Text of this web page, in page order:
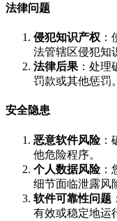
法律问题
侵犯知识产权
法管辖区侵犯知
法律后果 ：处
罚款或其他惩罚。
安全隐患
恶意软件风险：
他危险程序。
个人数据风险：
细节面临泄露风
软件可靠性问题
有效或稳定地运